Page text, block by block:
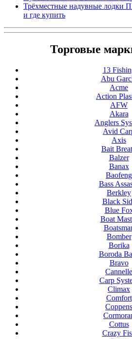
Трёхместные надувные лодки
и где купить
Торговые
13
Abu
Acme
Action
AFW
Akara
Anglers
Avid
Axis
Bait
Balzer
Banax
Baofeng
Bass
Berkley
Black
Blue
Boat
Bomber
Borika
Boroda
Bravo
Cannelle
Carp
Climax
Comfort
Coppens
Cottus
Crazy